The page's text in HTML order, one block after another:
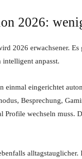
2026:
2026 erwachsener.
intelligent anpasst.
einmal eingerichtet
Besprechung,
Profile wechseln